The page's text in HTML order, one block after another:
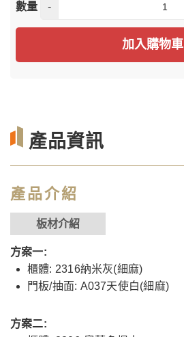
數量 -
加入購物車
產品資訊
產品介紹
板材介紹
方案一:
櫃體: 2316納米灰(細麻)
門板/抽面: A037天使白(細麻)
方案二: